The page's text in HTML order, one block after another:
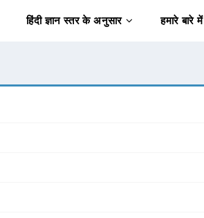
हिंदी ज्ञान स्तर के अनुसार हमारे बारे में